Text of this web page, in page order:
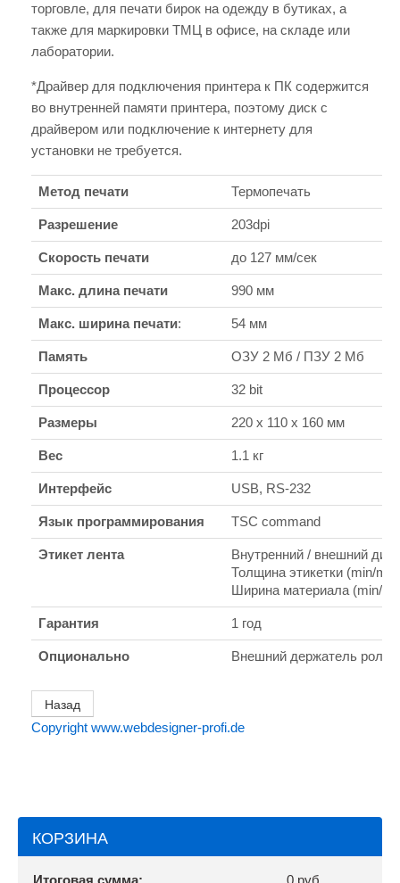
торговле, для печати бирок на одежду в бутиках, а
также для маркировки ТМЦ в офисе, на складе или
лаборатории.
*Драйвер для подключения принтера к ПК содержится
во внутренней памяти принтера, поэтому диск с
драйвером или подключение к интернету для
установки не требуется.
Метод печати Термопечать
Разрешение 203dpi
Скорость печати до 127 мм/сек
Макс. длина печати 990 мм
Макс. ширина печати: 54 мм
Память ОЗУ 2 Мб / ПЗУ 2 Мб
Процессор 32 bit
Размеры 220 x 110 x 160 мм
Вес 1.1 кг
Интерфейс USB, RS-232
Язык программирования TSC command
Этикет лента
Внутренний / внешний
Толщина этикетки (min/
Ширина материала (min/
Гарантия 1 год
Опционально Внешний держатель
Copyright www.webdesigner-profi.de
КОРЗИНА
Итоговая сумма: 0 руб.